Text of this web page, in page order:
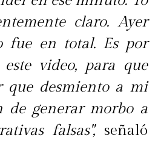
claro. Ayer
fue en total. Es por
video, para que
que desmiento a mi
de generar morbo a
falsas",señaló